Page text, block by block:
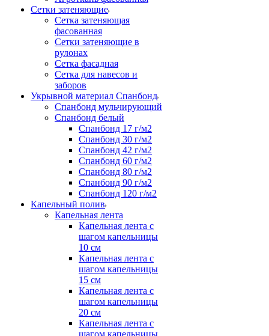
Сетки затеняющие
Сетка затеняющая
фасованная
Сетки затеняющие в
рулонах
Сетка фасадная
Сетка для навесов и
заборов
Укрывной материал Спанбонд
Спанбонд мульчирующий
Спанбонд белый
Спанбонд 17 г/м2
Спанбонд 30 г/м2
Спанбонд 42 г/м2
Спанбонд 60 г/м2
Спанбонд 80 г/м2
Спанбонд 90 г/м2
Спанбонд 120 г/м2
Капельный полив
Капельная лента
Капельная лента с
шагом капельницы
10 см
Капельная лента с
шагом капельницы
15 см
Капельная лента с
шагом капельницы
20 см
Капельная лента с
шагом капельницы